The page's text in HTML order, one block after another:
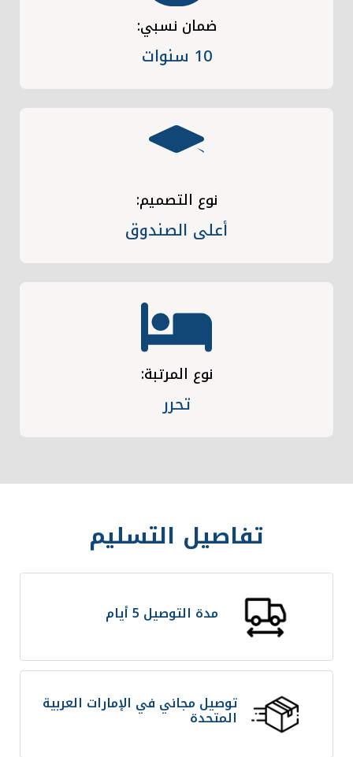
ضمان نسبي:
10 سنوات
نوع التصميم:
أعلى الصندوق
نوع المرتبة:
تحرر
تفاصيل التسليم
مدة التوصيل 5 أيام
توصيل مجاني في الإمارات العربية
المتحدة